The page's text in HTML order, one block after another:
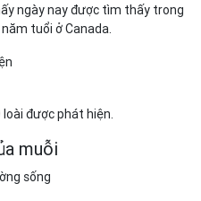
ngày nay được tìm thấy trong
tuổi ở Canada.
loài được phát hiện.
muỗi